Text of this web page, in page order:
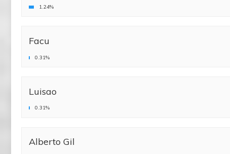
1.24%
Facu
0.31%
Luisao
0.31%
Alberto Gil